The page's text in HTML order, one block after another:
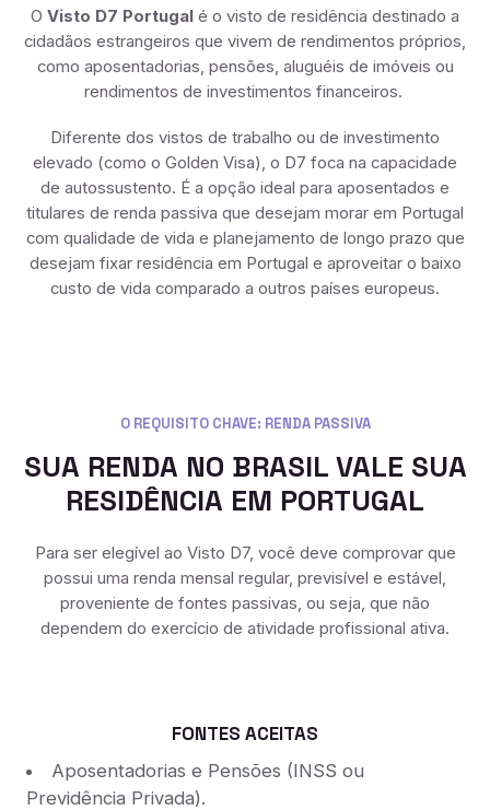
O Visto D7 Portugal é o visto de residência destinado a
cidadãos estrangeiros que vivem de rendimentos próprios,
como aposentadorias, pensões, aluguéis de imóveis ou
rendimentos de investimentos financeiros.
Diferente dos vistos de trabalho ou de investimento
elevado (como o Golden Visa), o D7 foca na capacidade
de autossustento. É a opção ideal para aposentados e
titulares de renda passiva que desejam morar em Portugal
com qualidade de vida e planejamento de longo prazo que
desejam fixar residência em Portugal e aproveitar o baixo
custo de vida comparado a outros países europeus.
O REQUISITO CHAVE: RENDA PASSIVA
SUA RENDA NO BRASIL VALE SUA
RESIDÊNCIA EM PORTUGAL
Para ser elegível ao Visto D7, você deve comprovar que
possui uma renda mensal regular, previsível e estável,
proveniente de fontes passivas, ou seja, que não
dependem do exercício de atividade profissional ativa.
FONTES ACEITAS
Aposentadorias e Pensões (INSS ou
Previdência Privada).